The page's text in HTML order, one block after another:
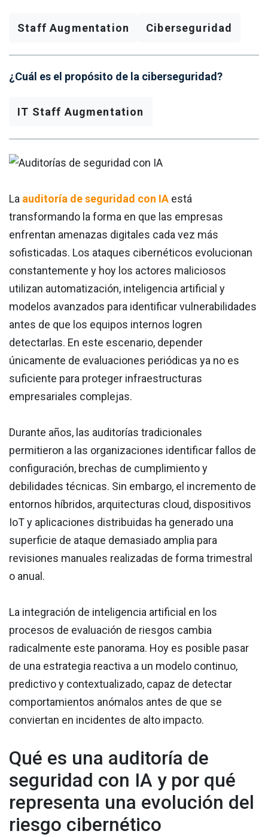
Staff Augmentation Ciberseguridad
¿Cuál es el propósito de la ciberseguridad?
IT Staff Augmentation
La auditoría de seguridad con IA está
transformando la forma en que las empresas
enfrentan amenazas digitales cada vez más
sofisticadas. Los ataques cibernéticos evolucionan
constantemente y hoy los actores maliciosos
utilizan automatización, inteligencia artificial y
modelos avanzados para identificar vulnerabilidades
antes de que los equipos internos logren
detectarlas. En este escenario, depender
únicamente de evaluaciones periódicas ya no es
suficiente para proteger infraestructuras
empresariales complejas.
Durante años, las auditorías tradicionales
permitieron a las organizaciones identificar fallos de
configuración, brechas de cumplimiento y
debilidades técnicas. Sin embargo, el incremento de
entornos híbridos, arquitecturas cloud, dispositivos
IoT y aplicaciones distribuidas ha generado una
superficie de ataque demasiado amplia para
revisiones manuales realizadas de forma trimestral
o anual.
La integración de inteligencia artificial en los
procesos de evaluación de riesgos cambia
radicalmente este panorama. Hoy es posible pasar
de una estrategia reactiva a un modelo continuo,
predictivo y contextualizado, capaz de detectar
comportamientos anómalos antes de que se
conviertan en incidentes de alto impacto.
Qué es una auditoría de
seguridad con IA y por qué
representa una evolución del
riesgo cibernético